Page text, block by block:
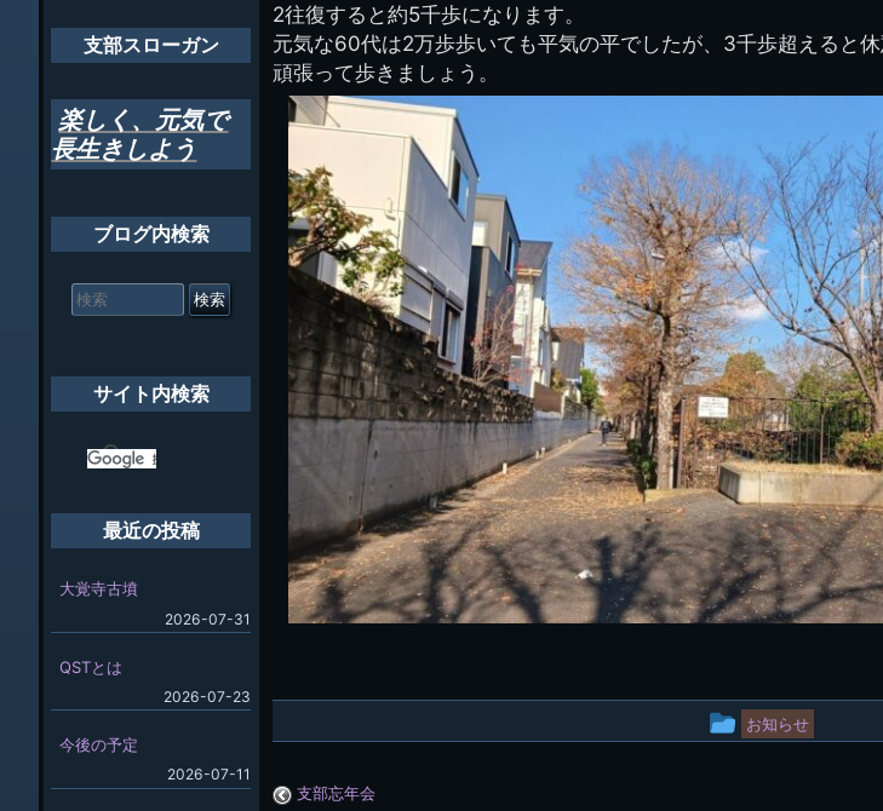
ョ
ン
会員メッセージ 鉄道連隊
80
昭和18
栗
津田沼
と
生
生実移
生実
生実初
生実校
2往復すると約5千歩になります。
元気な60代は2万歩歩いても平気の平でしたが、3千歩超えると休
頑張って歩きましょう。
投
お知らせ
支部忘年会
支部スローガン
楽しく、元気で
長生きしよう
ブログ内検索
索
サイト内検索
最近の投稿
大覚寺古墳
2026-07-31
QSTとは
2026-07-23
今後の予定
2026-07-11